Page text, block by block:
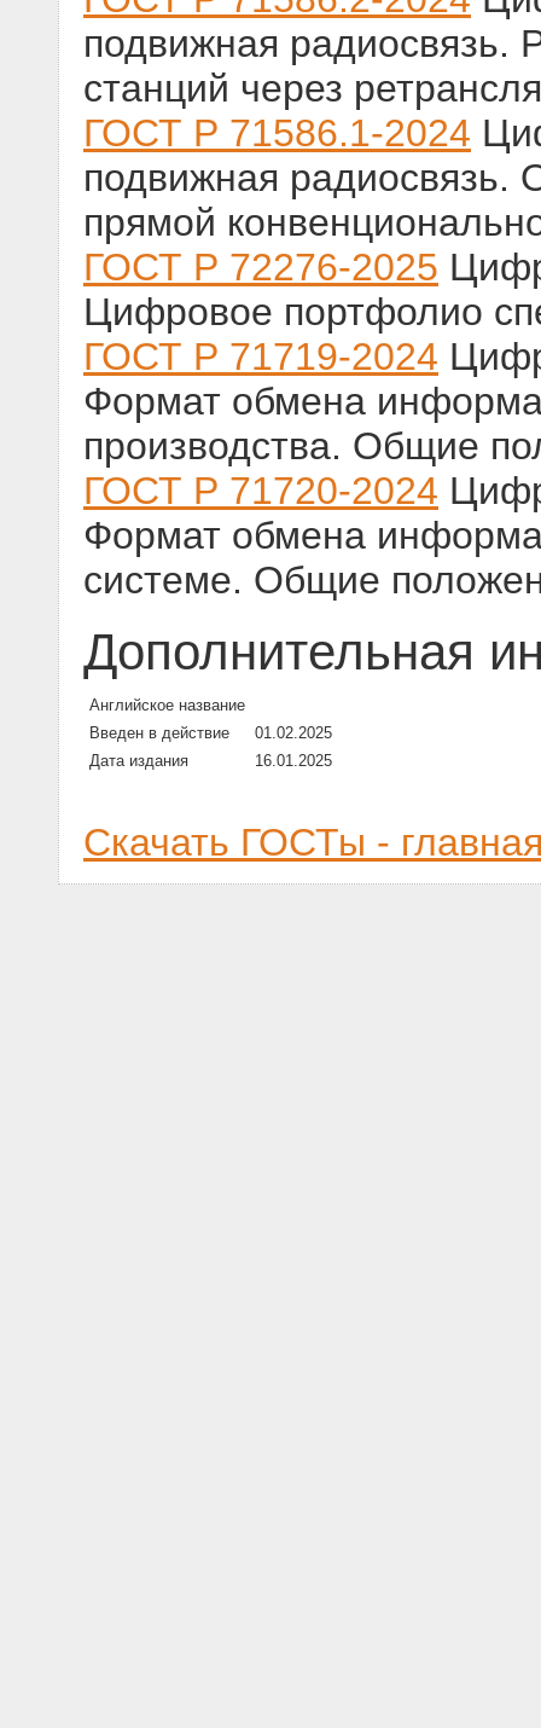
подвижная радиосвязь.
станций через
ГОСТ Р 71586.1-2024
подвижная
прямой
ГОСТ Р 72276-2025
Цифровое портфолио
ГОСТ Р 71719-2024
Формат обмена
производства. Общие
ГОСТ Р 71720-2024
Формат обмена
системе. Общие
Дополнительная
Английское название
Введен в действие
01.02.2025
Дата издания
16.01.2025
Скачать ГОСТы -